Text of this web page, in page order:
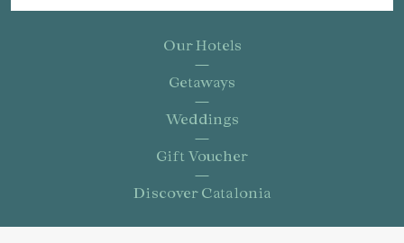
Our Hotels
Getaways
Weddings
Gift Voucher
Discover Catalonia